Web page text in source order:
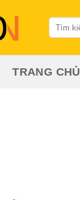
Tìm
kiếm:
TRANG CHỦ